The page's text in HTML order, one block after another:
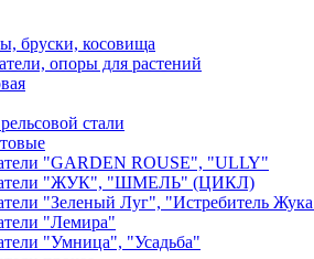
бруски, косовища
опоры для растений
стали
"GARDEN ROUSE", "ULLY"
"ЖУК", "ШМЕЛЬ" (ЦИКЛ)
"Зеленый Луг", "Истребитель
"Лемира"
"Умница", "Усадьба"